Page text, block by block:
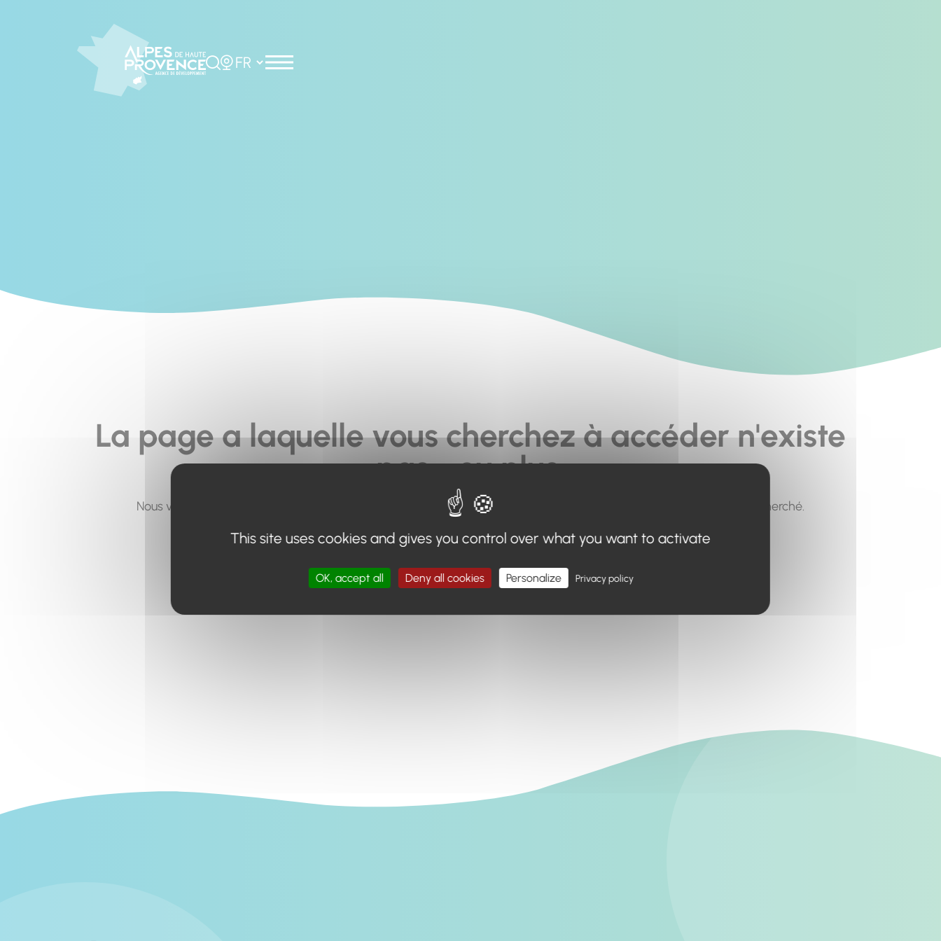
Rechercher
Choisir la langue
La page a laquelle vous cherchez à accéder n'existe
pas... ou plus.
Nous vous invitons à utiliser le moteur de recherche en haut de page, ou à utiliser le menu pour trouver le contenu recherché.
Retour à l'accueil
This site uses cookies and gives you control over what you want to activate
OK, accept all Deny all cookies Personalize Privacy policy